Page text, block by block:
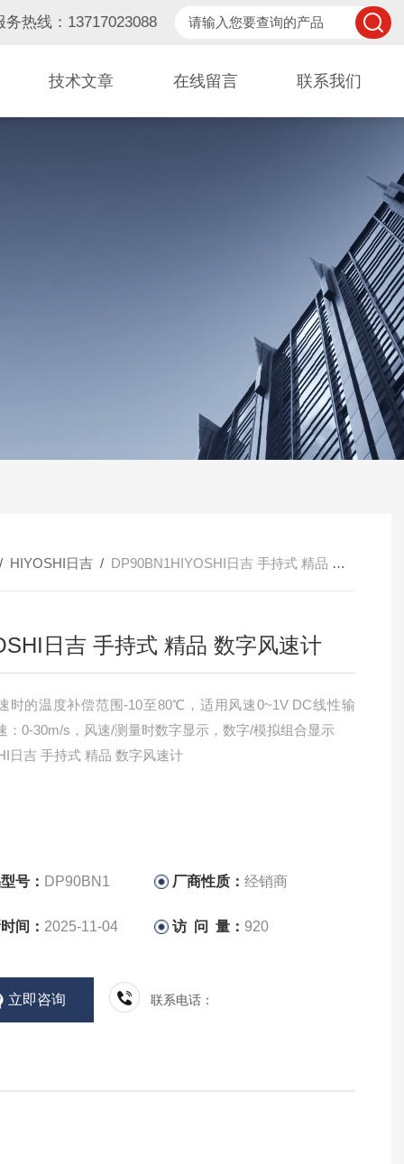
务热线：13717023088
技术文章 在线留言 联系我们
HIYOSHI日吉/ DP90BN1HIYOSHI日吉 手持式 精品 数字风速计
日吉 手持式 精品 数字风速计
时的温度补偿范围-10至80℃，适用风速0~1V DC线性输
：0-30m/s，风速/测量时数字显示，数字/模拟组合显示
日吉 手持式 精品 数字风速计
号： DP90BN1 厂商性质：经销商
间： 2025-11-04 访 问 量： 920
立即咨询 联系电话：